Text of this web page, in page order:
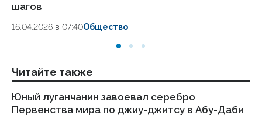
шагов
16.04.2026 в 07:40Общество
Читайте также
Юный луганчанин завоевал серебро
Первенства мира по джиу-джитсу в Абу-Даби